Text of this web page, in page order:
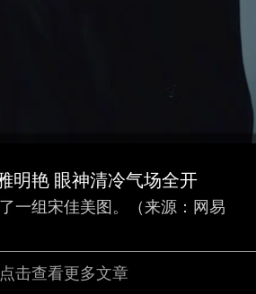
明艳 眼神清冷气场全开
一组宋佳美图。（来源：网易
点击查看更多文章